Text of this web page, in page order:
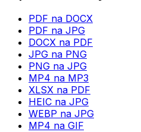
PDF na DOCX
PDF na JPG
DOCX na PDF
JPG na PNG
PNG na JPG
MP4 na MP3
XLSX na PDF
HEIC na JPG
WEBP na JPG
MP4 na GIF